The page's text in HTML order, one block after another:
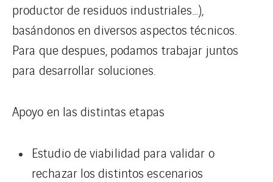
productor de residuos industriales…),
basándonos en diversos aspectos técnicos.
Para que despues, podamos trabajar juntos
para desarrollar soluciones.
Apoyo en las distintas etapas
Estudio de viabilidad para validar o
rechazar los distintos escenarios